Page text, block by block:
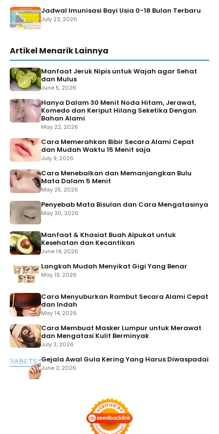
Jadwal Imunisasi Bayi Usia 0-18 Bulan Terbaru
July 23, 2026
Artikel Menarik Lainnya
Manfaat Jeruk Nipis untuk Wajah agar Sehat
dan Mulus
June 5, 2026
Hanya Dalam 30 Menit Noda Hitam, Jerawat,
Komedo dan Keriput Hilang Seketika Dengan
Bahan Alami
May 22, 2026
Cara Memerahkan Bibir Secara Alami Cepat
dan Mudah Waktu 15 Menit saja
July 9, 2026
Cara Menebalkan dan Memanjangkan Bulu
Mata Dalam 5 Menit
May 25, 2026
Penyebab Mata Bisulan dan Cara Mengatasinya
May 30, 2026
Manfaat & Khasiat Buah Alpukat untuk
Kesehatan dan Kecantikan
June 14, 2026
Langkah Mudah Menyikat Gigi Yang Benar
May 19, 2026
Cara Menyuburkan Rambut Secara Alami Cepat
dan Indah
May 14, 2026
Cara Membuat Masker Lumpur untuk Merawat
dan Mengatasi Kulit Berminyak
July 3, 2026
Gejala Awal Gula Kering Yang Harus Diwaspadai
June 2, 2026